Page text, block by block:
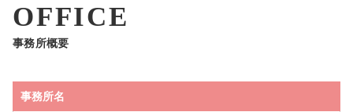
OFFICE
事務所概要
事務所名